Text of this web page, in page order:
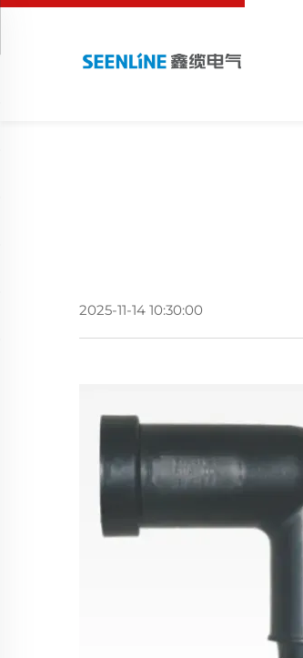
2025-11-14 10:30:00